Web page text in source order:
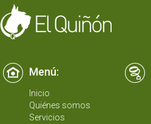
Menú:
Inicio
Quiénes somos
Servicios